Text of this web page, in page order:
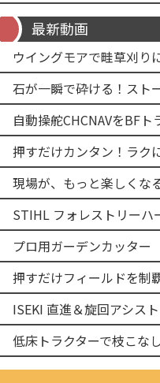
最新動画
プロ用ガーデンカッタ